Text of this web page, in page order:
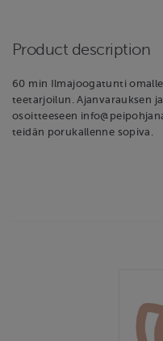
Product description
60 min Ilmajoogatunti
teetarjoilun. Ajanvarauksen
osoitteeseen
teidän porukallenne sopiva.